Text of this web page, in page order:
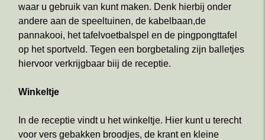
waar u gebruik van kunt maken. Denk hierbij onder
andere aan de speeltuinen, de kabelbaan,de
pannakooi, het tafelvoetbalspel en de pingpongttafel
op het sportveld. Tegen een borgbetaling zijn balletjes
hiervoor verkrijgbaar biij de receptie.
Winkeltje
In de receptie vindt u het winkeltje. Hier kunt u terecht
voor vers gebakken broodjes, de krant en kleine